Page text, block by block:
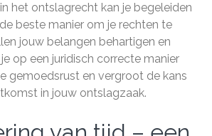
het ontslagrecht kan je begeleiden
beste manier om je rechten te
jouw belangen behartigen en
op een juridisch correcte manier
gemoedsrust en vergroot de kans
in jouw ontslagzaak.